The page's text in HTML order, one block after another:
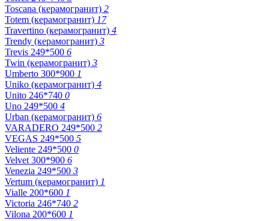
Toscana (керамогранит) 2
Totem (керамогранит) 17
Travertino (керамогранит) 4
Trendy (керамогранит) 3
Trevis 249*500 6
Twin (керамогранит) 3
Umberto 300*900 1
Uniko (керамогранит) 4
Unito 246*740 0
Uno 249*500 4
Urban (керамогранит) 6
VARADERO 249*500 2
VEGAS 249*500 5
Veliente 249*500 0
Velvet 300*900 6
Venezia 249*500 3
Vertum (керамогранит) 1
Vialle 200*600 1
Victoria 246*740 2
Vilona 200*600 1